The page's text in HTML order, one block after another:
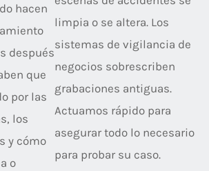
hacen
después
que
por las
los
y cómo
o
limpia o se altera. Los
sistemas de vigilancia de
negocios sobrescriben
grabaciones antiguas.
Actuamos rápido para
asegurar todo lo necesario
para probar su caso.